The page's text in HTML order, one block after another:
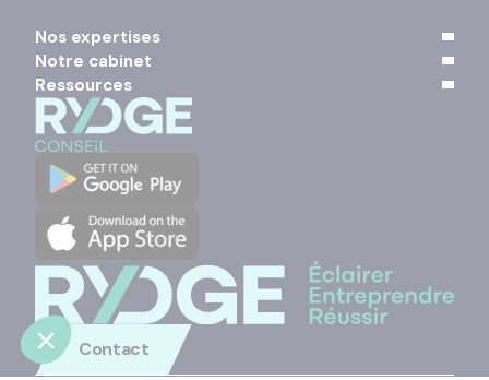
Nos expertises
Notre cabinet
Ressources
Contact